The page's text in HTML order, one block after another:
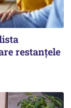
restanțele